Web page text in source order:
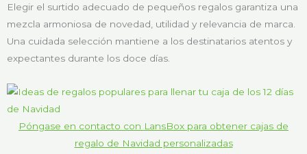
Elegir el surtido adecuado de pequeños regalos garantiza una
mezcla armoniosa de novedad, utilidad y relevancia de marca.
Una cuidada selección mantiene a los destinatarios atentos y
expectantes durante los doce días.
Póngase en contacto con LansBox para obtener cajas de
regalo de Navidad personalizadas